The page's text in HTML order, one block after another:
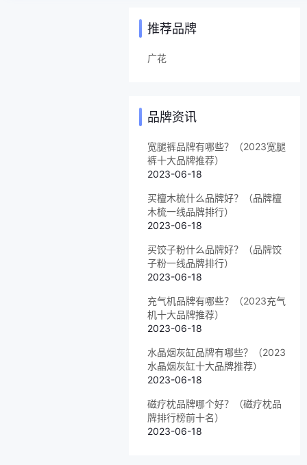
推荐品牌
广花
品牌资讯
宽腿裤品牌有哪些？（2023宽腿
裤十大品牌推荐）
2023-06-18
买檀木梳什么品牌好？（品牌檀
木梳一线品牌排行）
2023-06-18
买饺子粉什么品牌好？（品牌饺
子粉一线品牌排行）
2023-06-18
充气机品牌有哪些？（2023充气
机十大品牌推荐）
2023-06-18
水晶烟灰缸品牌有哪些？（2023
水晶烟灰缸十大品牌推荐）
2023-06-18
磁疗枕品牌哪个好？（磁疗枕品
牌排行榜前十名）
2023-06-18